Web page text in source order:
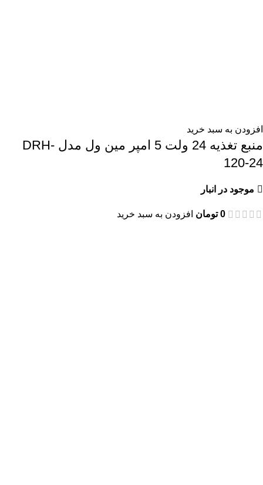
افزودن به سبد خرید
منبع تغذیه 24 ولت 5 امپر مین ول مدل DRH-
120-24
موجود در انبار
0 تومان افزودن به سبد خرید